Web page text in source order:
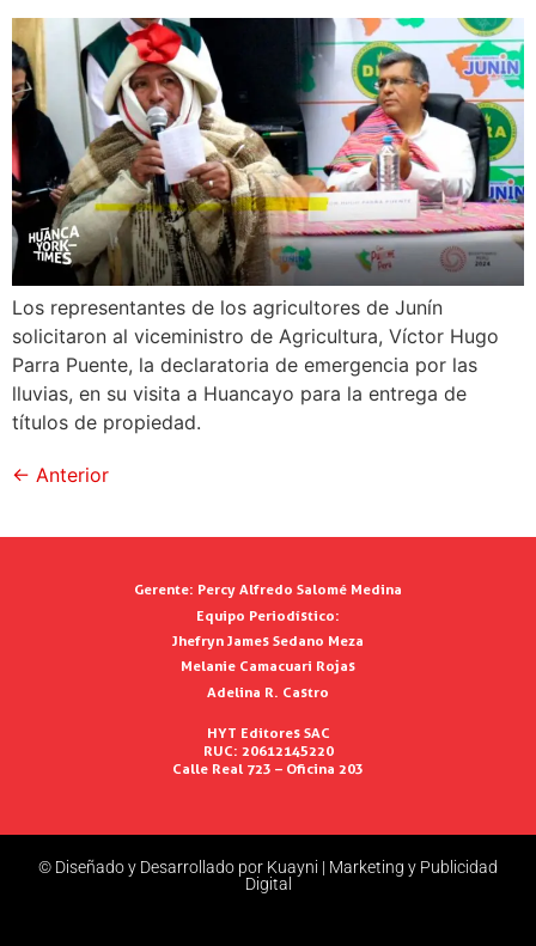
Los representantes de los agricultores de Junín
solicitaron al viceministro de Agricultura, Víctor Hugo
Parra Puente, la declaratoria de emergencia por las
lluvias, en su visita a Huancayo para la entrega de
títulos de propiedad.
← Anterior
Gerente: Percy Alfredo Salomé Medina
Equipo Periodístico:
Jhefryn James Sedano Meza
Melanie Camacuari Rojas
Adelina R. Castro
HYT Editores SAC
RUC: 20612145220
Calle Real 723 – Oficina 203
© Diseñado y Desarrollado por Kuayni | Marketing y Publicidad
Digital